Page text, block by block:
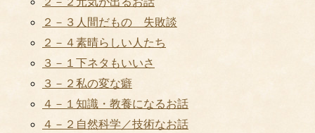
２－３人間だもの 失敗談
２－４素晴らしい人たち
３－１下ネタもいいさ
３－２私の変な癖
４－１知識・教養になるお話
４－２自然科学／技術なお話